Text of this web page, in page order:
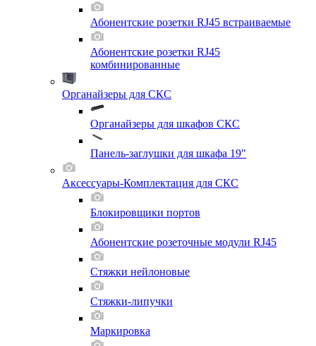
Абонентские розетки RJ45 встраиваемые
Абонентские розетки RJ45
комбинированные
Органайзеры для СКС
Органайзеры для шкафов СКС
Панель-заглушки для шкафа 19"
Аксессуары-Комплектация для СКС
Блокировщики портов
Абонентские розеточные модули RJ45
Стяжки нейлоновые
Стяжки-липучки
Маркировка